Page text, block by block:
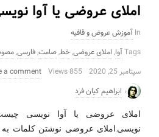
املای عروضی یا آوا
In آموزش عروض و قافیه
Tagsآوا, املای عروضی,خط,صامت,فارسی,
سپتامبر 25, 2020
855 Views
a comment
ابراهیم کیان فرد
املای عروضی یا آوا نویسی
نویسی.املای عروضی نوشتن کلمات